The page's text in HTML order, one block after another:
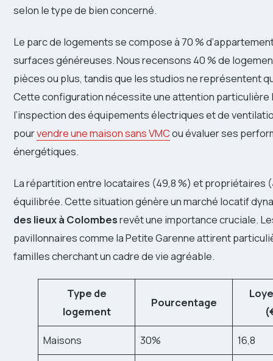
selon le type de bien concerné.
Le parc de logements se compose à 70 %
surfaces généreuses. Nous recensons 40 % de
pièces ou plus, tandis que les studios ne représentent
Cette configuration nécessite une attention particulière
l’inspection des équipements électriques et de
pourvendre une maison sans VMCou évaluer ses
énergétiques.
La répartition entre locataires (49,8 %) et propriétaires
équilibrée. Cette situation génère un marché locatif
des lieux à Colombesrevêt une importance cruciale.
pavillonnaires comme la Petite Garenne attirent
familles cherchant un cadre de vie agréable.
Type de
logement
Pourcentage
Maisons 30% 16,8